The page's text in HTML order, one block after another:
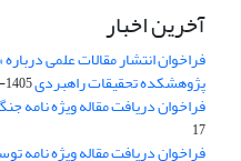
آخرین اخبار
فراخوان انتشار مقالات علمی
پژوهشکده تحقیقات راهبردی1405-04-21
فراخوان دریافت مقاله ویژه نامه
17
فراخوان دریافت مقاله ویژه نامه